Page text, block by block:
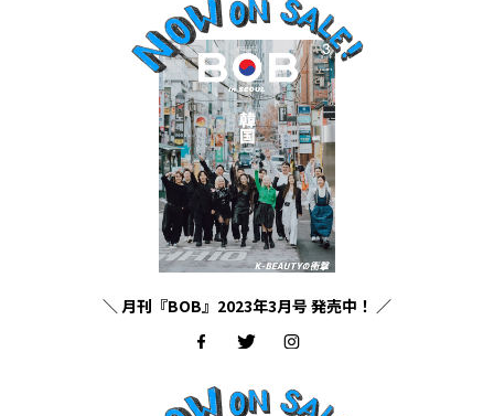
＼ 月刊『BOB』2023年3月号 発売中！ ／